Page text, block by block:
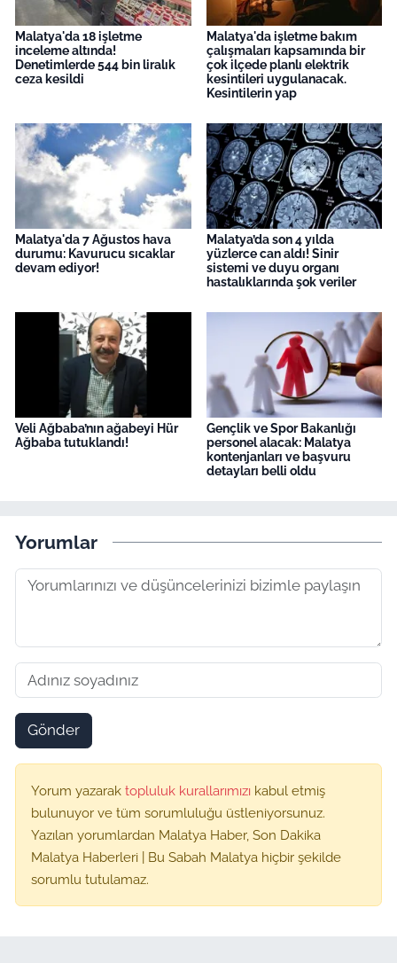
Malatya'da 18 işletme
inceleme altında!
Denetimlerde 544 bin liralık
ceza kesildi
Malatya'da işletme bakım
çalışmaları kapsamında bir
çok ilçede planlı elektrik
kesintileri uygulanacak.
Kesintilerin yap
Malatya'da 7 Ağustos hava
durumu: Kavurucu sıcaklar
devam ediyor!
Malatya’da son 4 yılda
yüzlerce can aldı! Sinir
sistemi ve duyu organı
hastalıklarında şok veriler
Veli Ağbaba’nın ağabeyi Hür
Ağbaba tutuklandı!
Gençlik ve Spor Bakanlığı
personel alacak: Malatya
kontenjanları ve başvuru
detayları belli oldu
Yorumlar
Gönder
Yorum yazarak topluluk kurallarımızı kabul etmiş
bulunuyor ve tüm sorumluluğu üstleniyorsunuz.
Yazılan yorumlardan Malatya Haber, Son Dakika
Malatya Haberleri | Bu Sabah Malatya hiçbir şekilde
sorumlu tutulamaz.